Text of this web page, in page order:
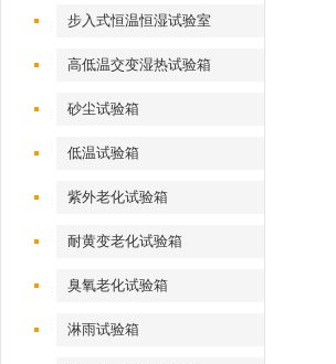
步入式恒温恒湿试验室
高低温交变湿热试验箱
砂尘试验箱
低温试验箱
紫外老化试验箱
耐黄变老化试验箱
臭氧老化试验箱
淋雨试验箱